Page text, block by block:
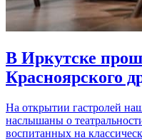
В Иркутске
Красноярского
На открытии гастролей
наслышаны о
воспитанных на